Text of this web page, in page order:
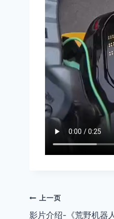
文上一页
影片介绍-《荒野机器